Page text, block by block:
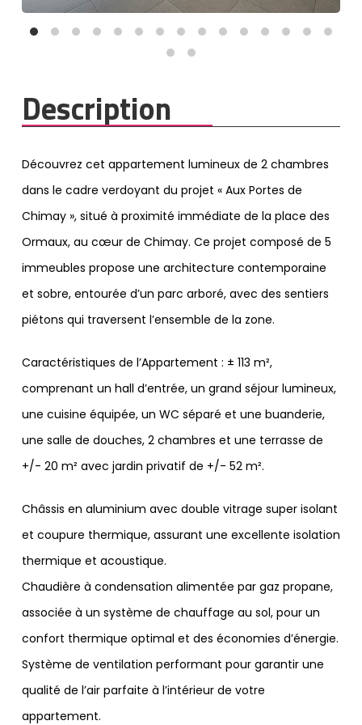
Description
Découvrez cet appartement lumineux de 2 chambres
dans le cadre verdoyant du projet « Aux Portes de
Chimay », situé à proximité immédiate de la place des
Ormaux, au cœur de Chimay. Ce projet composé de 5
immeubles propose une architecture contemporaine
et sobre, entourée d’un parc arboré, avec des sentiers
piétons qui traversent l’ensemble de la zone.
Caractéristiques de l’Appartement : ± 113 m²,
comprenant un hall d’entrée, un grand séjour lumineux,
une cuisine équipée, un WC séparé et une buanderie,
une salle de douches, 2 chambres et une terrasse de
+/- 20 m² avec jardin privatif de +/- 52 m².
Châssis en aluminium avec double vitrage super isolant
et coupure thermique, assurant une excellente isolation
thermique et acoustique.
Chaudière à condensation alimentée par gaz propane,
associée à un système de chauffage au sol, pour un
confort thermique optimal et des économies d’énergie.
Système de ventilation performant pour garantir une
qualité de l’air parfaite à l’intérieur de votre
appartement.